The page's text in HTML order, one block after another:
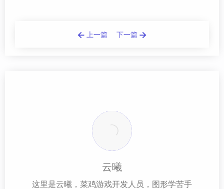
上一篇 下一篇
云曦
这里是云曦，菜鸡游戏开发人员，图形学苦手